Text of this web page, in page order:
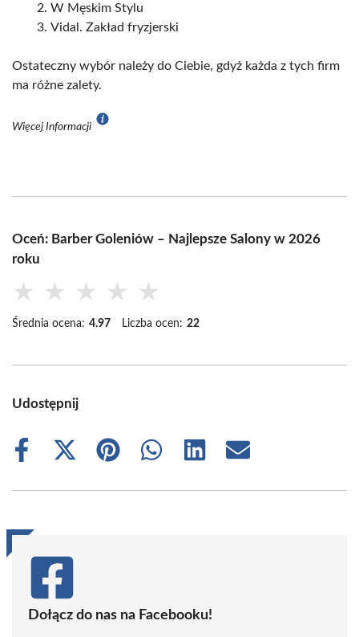
W Męskim Stylu
Vidal. Zakład fryzjerski
Ostateczny wybór należy do Ciebie, gdyż każda z tych firm
ma różne zalety.
Więcej Informacji
Oceń: Barber Goleniów – Najlepsze Salony w 2026
roku
★ ★ ★ ★ ★
Średnia ocena: 4.97 Liczba ocen: 22
Udostępnij
Share
Share
(Twitter)
Share
Share
Share
Share
Dołącz do nas na Facebooku!